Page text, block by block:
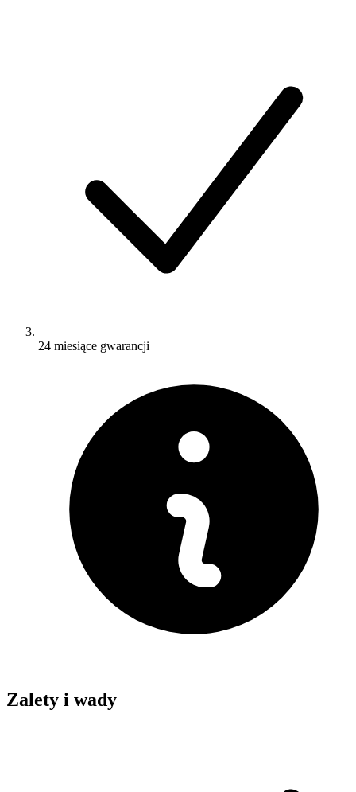
24 miesiące gwarancji
Zalety i wady